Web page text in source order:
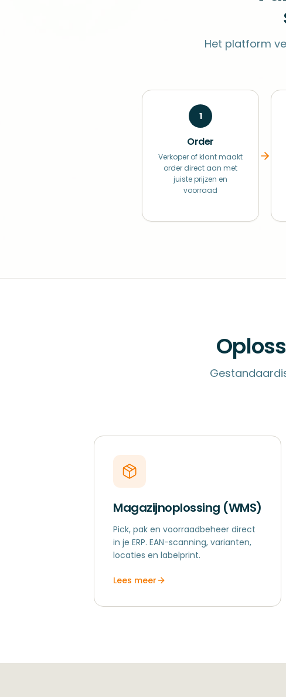
Het platform
1
Order
Verkoper of klant maakt
order direct aan met
juiste prijzen en
voorraad
Magazijnoplossing (WMS)
Pick, pak en voorraadbeheer direct
in je ERP. EAN-scanning, varianten,
locaties en labelprint.
Lees meer